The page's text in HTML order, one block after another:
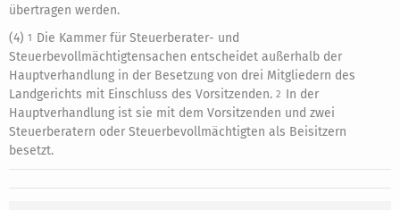
übertragen werden.
(4) 1 Die Kammer für Steuerberater- und
Steuerbevollmächtigtensachen entscheidet außerhalb der
Hauptverhandlung in der Besetzung von drei Mitgliedern des
Landgerichts mit Einschluss des Vorsitzenden. 2 In der
Hauptverhandlung ist sie mit dem Vorsitzenden und zwei
Steuerberatern oder Steuerbevollmächtigten als Beisitzern
besetzt.